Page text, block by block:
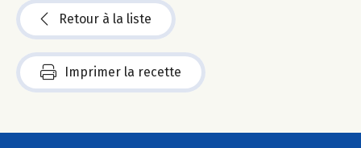
Retour à la liste
Imprimer la recette